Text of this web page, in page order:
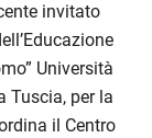
invitato
Università
Tuscia, per la
il Centro